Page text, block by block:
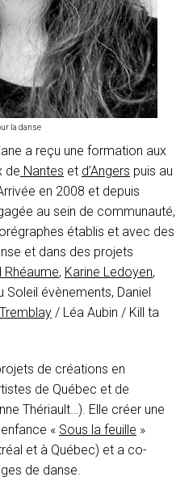
la danse
a reçu une formation aux
de Nantes et d’Angers puis au
en 2008 et depuis
au sein de communauté,
établis et avec des
et dans des projets
Rhéaume, Karine Ledoyen,
Soleil évènements, Daniel
/ Léa Aubin / Kill ta
de créations en
de Québec et de
Thériault…). Elle créer une
« Sous la feuille »
et à Québec) et a co-
de danse.